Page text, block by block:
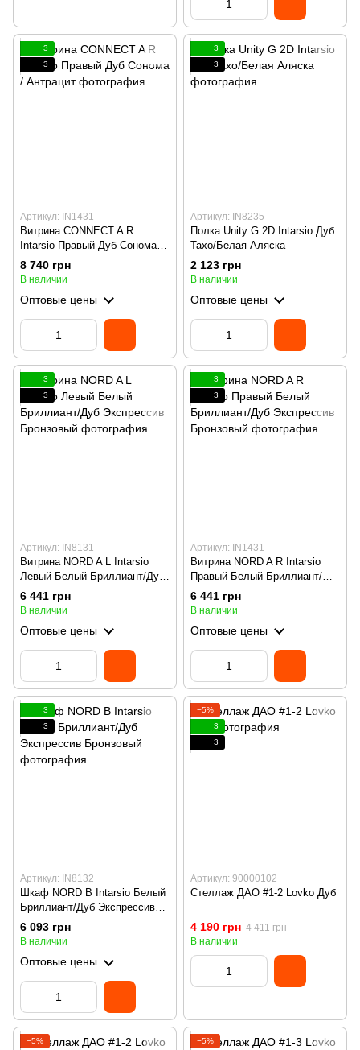
3
3
Артикул: IN1431
Витрина CONNECT A R
Intarsio Правый Дуб Сонома /
Антрацит
8 740 грн
В наличии
Оптовые цены
3
3
Артикул: IN8235
Полка Unity G 2D Intarsio Дуб
Тахо/Белая Аляска
2 123 грн
В наличии
Оптовые цены
3
3
Артикул: IN8131
Витрина NORD A L Intarsio
Левый Белый Бриллиант/Дуб
Экспрессив Бронзовый
6 441 грн
В наличии
Оптовые цены
3
3
Артикул: IN1431
Витрина NORD A R Intarsio
Правый Белый Бриллиант/
Дуб Экспрессив Бронзовый
6 441 грн
В наличии
Оптовые цены
3
3
Артикул: IN8132
Шкаф NORD B Intarsio Белый
Бриллиант/Дуб Экспрессив
Бронзовый
6 093 грн
В наличии
Оптовые цены
−5%
3
3
Артикул: 90000102
Стеллаж ДАО #1-2 Lovko Дуб
4 190 грн 4 411 грн
В наличии
−5%
−5%